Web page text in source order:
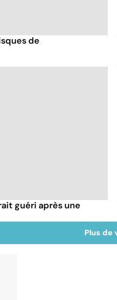
de
guéri après une
Plus de